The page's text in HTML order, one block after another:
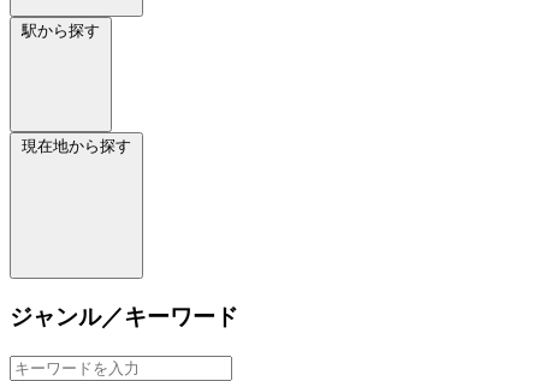
駅から探す
現在地から探す
ジャンル／キーワード